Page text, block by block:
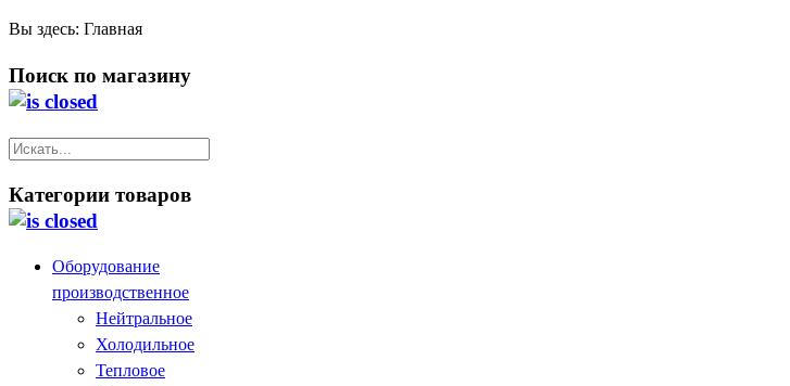
Вы здесь: Главная
Поиск по магазину
Категории товаров
Оборудование
производственное
Нейтральное
Холодильное
Тепловое